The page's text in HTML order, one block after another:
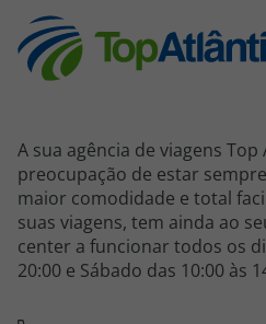
A sua agência de viagens
preocupação de estar
maior comodidade e total
suas viagens, tem ainda ao
center a funcionar todos os
20:00 e Sábado das 10:00 às